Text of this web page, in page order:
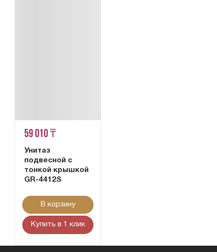
59 010 ₸
Унитаз
подвесной с
тонкой крышкой
GR-4412S
В корзину
Купить в 1 клик